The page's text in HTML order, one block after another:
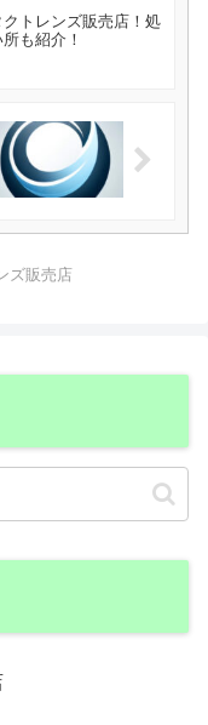
トレンズ販売店！処
も紹介！
ズ販売店